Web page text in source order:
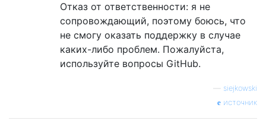
Отказ от ответственности: я не
сопровождающий, поэтому боюсь, что
не смогу оказать поддержку в случае
каких-либо проблем. Пожалуйста,
используйте вопросы GitHub.
siejkowski
источник